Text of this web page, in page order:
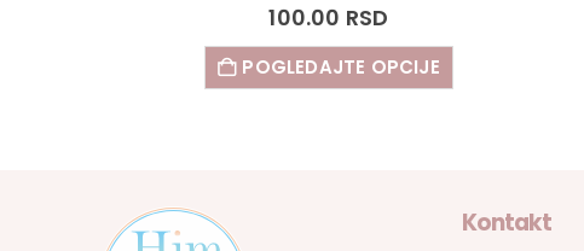
100.00 RSD
POGLEDAJTE OPCIJE
Kontakt